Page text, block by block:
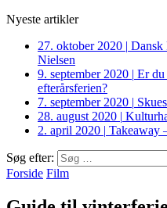
Nyeste artikler
27. oktober 2020 | Dansk
Nielsen
9. september 2020 | Er
efterårsferien?
7. september 2020 |
28. august 2020 |
2. april 2020 | Takeaway
Søg efter:
Forside Film